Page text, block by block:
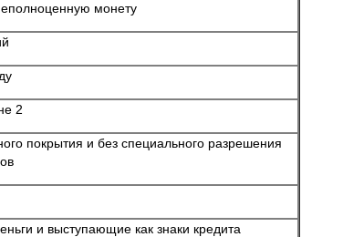
монету
2
покрытия и без специального разрешения
и выступающие как знаки кредита